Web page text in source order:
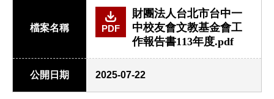
檔案名稱 PDF
財團法人台北市台中一
中校友會文教基金會工
作報告書113年度.pdf
公開日期 2025-07-22